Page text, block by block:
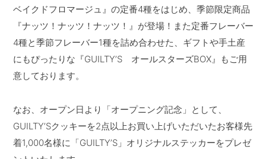
ベイクドフロマージュ』の定番4種をはじめ、季節限定商品
『ナッツ！ナッツ！ナッツ！』が登場！また定番フレーバー
4種と季節フレーバー1種を詰め合わせた、ギフトや手土産
にもぴったりな『GUILTY’S オールスターズBOX』もご用
意しております。
なお、オープン日より「オープニング記念」として、
GUILTY’Sクッキーを2点以上お買い上げいただいたお客様先
着1,000名様に「GUILTY’S」オリジナルステッカーをプレゼ